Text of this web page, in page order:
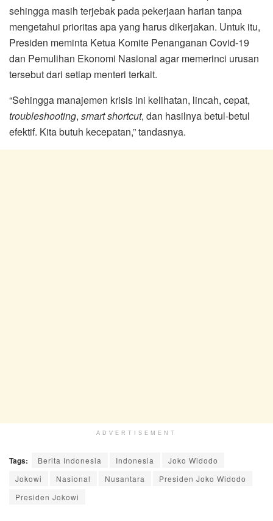
sehingga masih terjebak pada pekerjaan harian tanpa
mengetahui prioritas apa yang harus dikerjakan. Untuk itu,
Presiden meminta Ketua Komite Penanganan Covid-19
dan Pemulihan Ekonomi Nasional agar memerinci urusan
tersebut dari setiap menteri terkait.
“Sehingga manajemen krisis ini kelihatan, lincah, cepat,
troubleshooting, smart shortcut, dan hasilnya betul-betul
efektif. Kita butuh kecepatan,” tandasnya.
ADVERTISEMENT
Tags: Berita Indonesia Indonesia
Joko Widodo
Jokowi
Nasional Nusantara
Presiden Joko Widodo
Presiden Jokowi